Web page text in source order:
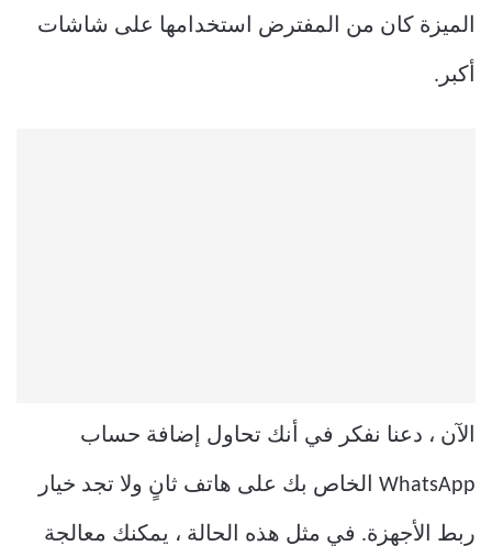
الميزة كان من المفترض استخدامها على شاشات
أكبر.
الآن ، دعنا نفكر في أنك تحاول إضافة حساب
WhatsApp الخاص بك على هاتف ثانٍ ولا تجد خيار
ربط الأجهزة. في مثل هذه الحالة ، يمكنك معالجة